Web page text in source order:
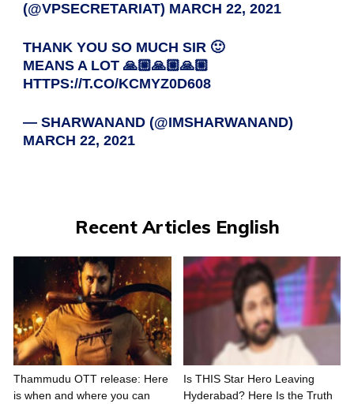
(@VPSECRETARIAT) MARCH 22, 2021
THANK YOU SO MUCH SIR 🙂
MEANS A LOT 🙏🏼🙏🏼🙏🏼
HTTPS://T.CO/KCMYZ0D608
— SHARWANAND (@IMSHARWANAND)
MARCH 22, 2021
Recent Articles English
Thammudu OTT release: Here
is when and where you can
Is THIS Star Hero Leaving
Hyderabad? Here Is the Truth